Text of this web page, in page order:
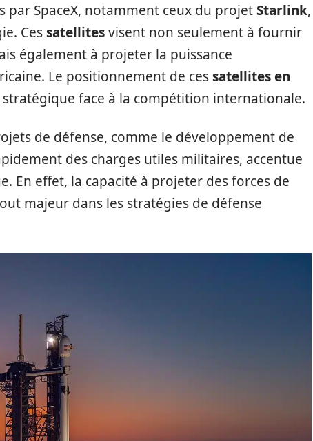
par SpaceX, notamment ceux du projetStarlink,
Cessatellitesvisent non seulement à fournir
également à projeter la puissance
Le positionnement de cessatellites en
stratégique face à la compétition internationale.
de défense, comme le développement de
des charges utiles militaires, accentue
En effet, la capacité à projeter des forces de
majeur dans les stratégies de défense